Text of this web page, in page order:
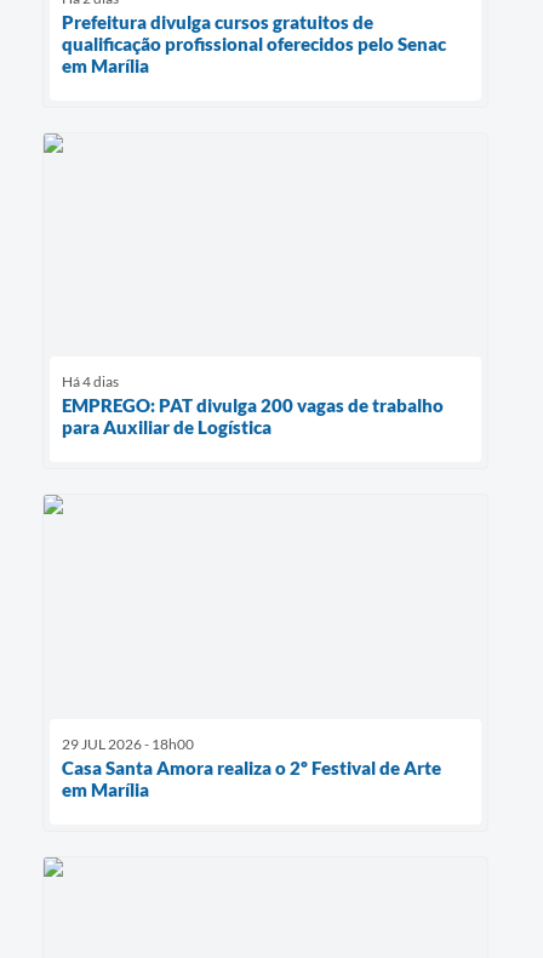
Prefeitura divulga cursos gratuitos de
qualificação profissional oferecidos pelo Senac
em Marília
Há 4 dias
EMPREGO: PAT divulga 200 vagas de trabalho
para Auxiliar de Logística
29 JUL 2026 - 18h00
Casa Santa Amora realiza o 2º Festival de Arte
em Marília